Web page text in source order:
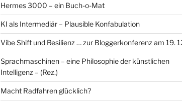
Hermes 3000 – ein Buch-o-Mat
KI als Intermediär – Plausible Konfabulation
Vibe Shift und Resilienz … zur Bloggerkonferenz am 19.
Sprachmaschinen – eine Philosophie der künstlichen
Intelligenz – (Rez.)
Macht Radfahren glücklich?